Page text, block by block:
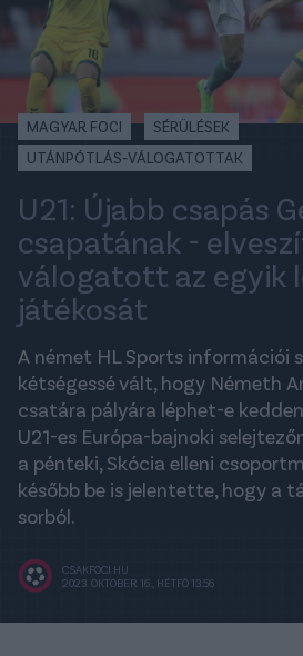
MAGYAR FOCI
SÉRÜLÉSEK
UTÁNPÓTLÁS-VÁLOGATOTTAK
U21: Újabb csapás
csapatának -
válogatott az egyik
játékosát
A német HL Sports információi
kétségessé vált, hogy Németh
csatára pályára léphet-e
U21-es Európa-bajnoki
a pénteki, Skócia elleni
később be is jelentette, hogy a
sorból.
CSAKFOCI.HU
2023. OKTÓBER 16., HÉTFŐ 13:56